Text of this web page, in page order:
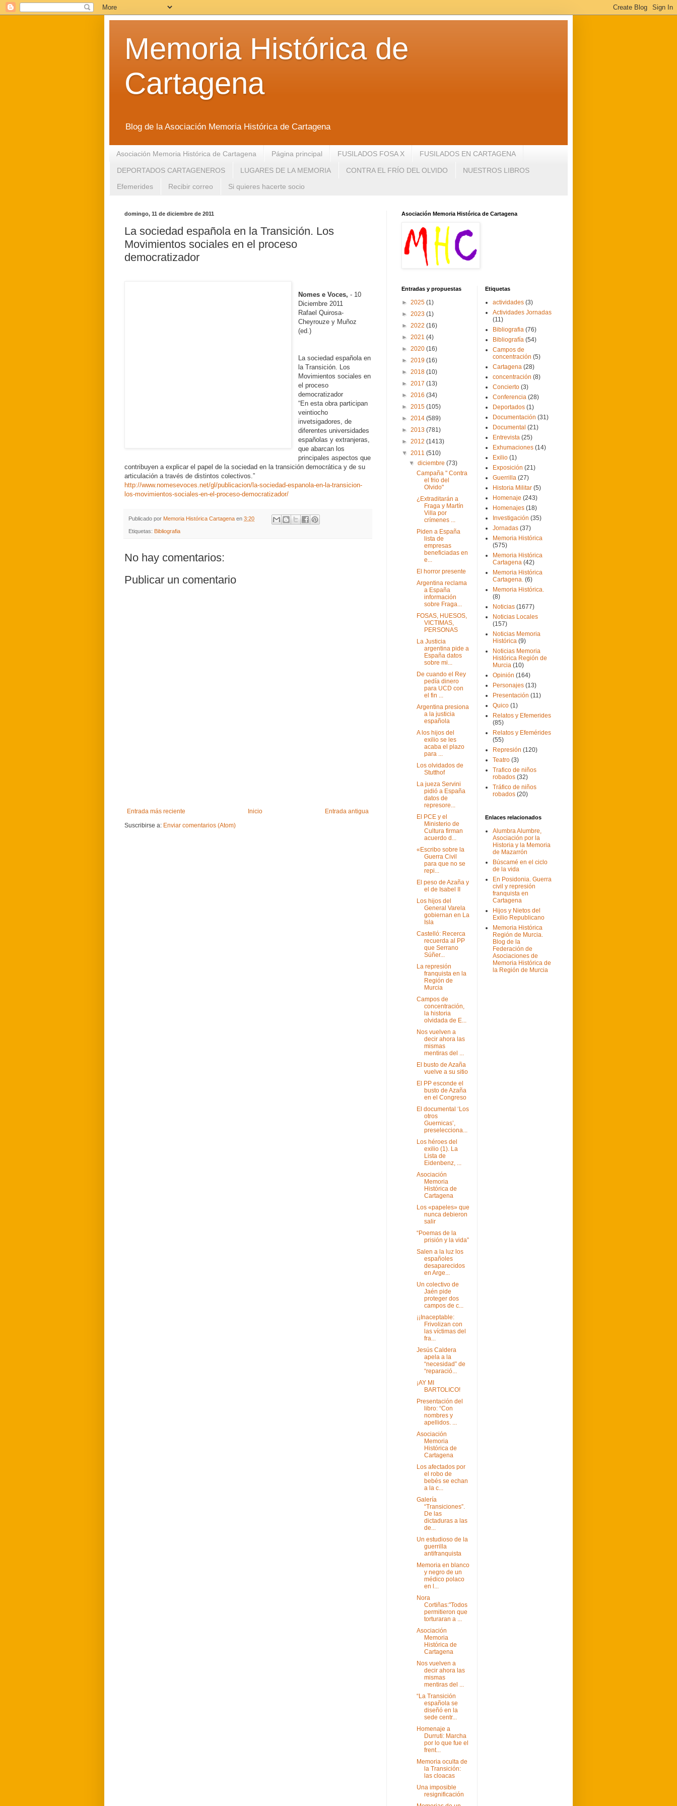
Memoria Histórica de
Cartagena
Blog de la Asociación Memoria Histórica de Cartagena
Asociación Memoria Histórica de Cartagena Página principal FUSILADOS FOSA X FUSILADOS EN CARTAGENA
DEPORTADOS CARTAGENEROS LUGARES DE LA MEMORIA CONTRA EL FRÍO DEL OLVIDO NUESTROS LIBROS
Efemerides Recibir correo Si quieres hacerte socio
domingo, 11 de diciembre de 2011
La sociedad española en la Transición. Los
Movimientos sociales en el proceso
democratizador
Nomes e Voces, - 10
Diciembre 2011
Rafael Quirosa-
Cheyrouze y Muñoz
(ed.)
La sociedad española en
la Transición. Los
Movimientos sociales en
el proceso
democratizador
“En esta obra participan
veintiocho
invetsigadores, de
diferentes universidades
españolas y extranjeras,
que abarcan los
principales aspectos que
contribuyen a explicar el papel de la sociedad en la transición democrática y de su
articulación a través de distintos colectivos.”
http://www.nomesevoces.net/gl/publicacion/la-sociedad-espanola-en-la-transicion-
los-movimientos-sociales-en-el-proceso-democratizador/
Publicado por Memoria Histórica Cartagena en 3:20
Etiquetas: Bibliografia
No hay comentarios:
Publicar un comentario
Entrada más reciente Entrada antigua
Inicio
Suscribirse a: Enviar comentarios (Atom)
Asociación Memoria Histórica de Cartagena
Entradas y propuestas
► 2025 (1)
► 2023 (1)
► 2022 (16)
► 2021 (4)
► 2020 (16)
► 2019 (16)
► 2018 (10)
► 2017 (13)
► 2016 (34)
► 2015 (105)
► 2014 (589)
► 2013 (781)
► 2012 (1413)
▼ 2011 (510)
▼diciembre(73)
Campaña " Contra
el frio del
Olvido"
¿Extraditarán a
Fraga y Martín
Villa por
crímenes ...
Piden a España
lista de
empresas
beneficiadas en
e...
El horror presente
Argentina reclama
a España
información
sobre Fraga...
FOSAS, HUESOS,
VICTIMAS,
PERSONAS
La Justicia
argentina pide a
España datos
sobre mi...
De cuando el Rey
pedía dinero
para UCD con
el fin ...
Argentina presiona
a la justicia
española
A los hijos del
exilio se les
acaba el plazo
para ...
Los olvidados de
Stutthof
La jueza Servini
pidió a España
datos de
represore...
El PCE y el
Ministerio de
Cultura firman
acuerdo d...
«Escribo sobre la
Guerra Civil
para que no se
repi...
El peso de Azaña y
el de Isabel II
Los hijos del
General Varela
gobiernan en La
Isla
Castelló: Recerca
recuerda al PP
que Serrano
Súñer...
La represión
franquista en la
Región de
Murcia
Campos de
concentración,
la historia
olvidada de E...
Nos vuelven a
decir ahora las
mismas
mentiras del ...
El busto de Azaña
vuelve a su sitio
El PP esconde el
busto de Azaña
en el Congreso
El documental ‘Los
otros
Guernicas’,
preselecciona...
Los héroes del
exilio (1). La
Lista de
Eidenbenz, ...
Asociación
Memoria
Histórica de
Cartagena
Los «papeles» que
nunca debieron
salir
“Poemas de la
prisión y la vida”
Salen a la luz los
españoles
desaparecidos
en Arge...
Un colectivo de
Jaén pide
proteger dos
campos de c...
¡¡Inaceptable:
Frivolizan con
las víctimas del
fra...
Jesús Caldera
apela a la
“necesidad” de
“reparació...
¡AY MI
BARTOLICO!
Presentación del
libro: “Con
nombres y
apellidos. ...
Asociación
Memoria
Histórica de
Cartagena
Los afectados por
el robo de
bebés se echan
a la c...
Galería
“Transiciones”.
De las
dictaduras a las
de...
Un estudioso de la
guerrilla
antifranquista
Memoria en blanco
y negro de un
médico polaco
en l...
Nora
Cortiñas:"Todos
permitieron que
torturaran a ...
Asociación
Memoria
Histórica de
Cartagena
Nos vuelven a
decir ahora las
mismas
mentiras del ...
“La Transición
española se
diseñó en la
sede centr...
Homenaje a
Durruti: Marcha
por lo que fue el
frent...
Memoria oculta de
la Transición:
las cloacas
Una imposible
resignificación
Etiquetas
actividades (3)
Actividades Jornadas
(11)
Bibliografia (76)
Bibliografía (54)
Campos de
concentración (5)
Cartagena (28)
concentración (8)
Concierto (3)
Conferencia (28)
Deportados (1)
Documentación (31)
Documental (21)
Entrevista (25)
Exhumaciones (14)
Exilio (1)
Exposición (21)
Guerrilla (27)
Historia Militar (5)
Homenaje (243)
Homenajes (18)
Investigación (35)
Jornadas (37)
Memoria Histórica
(575)
Memoria Histórica
Cartagena (42)
Memoria Histórica
Cartagena. (6)
Memoria Histórica.
(8)
Noticias (1677)
Noticias Locales
(157)
Noticias Memoria
Histórica (9)
Noticias Memoria
Histórica Región de
Murcia (10)
Opinión (164)
Personajes (13)
Presentación (11)
Quico (1)
Relatos y Efemerides
(85)
Relatos y Efemérides
(55)
Represión (120)
Teatro (3)
Trafico de niños
robados (32)
Tráfico de niños
robados (20)
Enlaces relacionados
Alumbra Alumbre,
Asociación por la
Historia y la Memoria
de Mazarrón
Búscamé en el ciclo
de la vida
En Posidonia. Guerra
civil y represión
franquista en
Cartagena
Hijos y Nietos del
Exilio Republicano
Memoria Histórica
Región de Murcia.
Blog de la
Federación de
Asociaciones de
Memoria Histórica de
la Región de Murcia